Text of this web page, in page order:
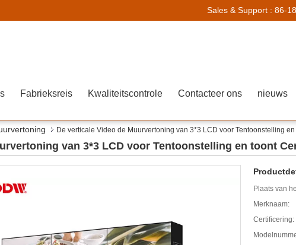
Sales & Support : 86-
Fabrieksreis Kwaliteitscontrole Contacteer ons nieuws
De verticale Video de Muurvertoning van 3*3 LCD voor Tentoonstelling
van 3*3 LCD voor Tentoonstelling en toont
Plaats van
Merknaam:
Certificering: